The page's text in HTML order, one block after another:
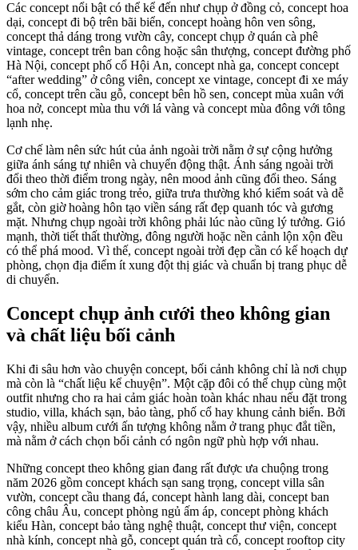
Các concept nổi bật có thể kể đến như chụp ở đồng cỏ, concept hoa
dại, concept đi bộ trên bãi biển, concept hoàng hôn ven sông,
concept thả dáng trong vườn cây, concept chụp ở quán cà phê
vintage, concept trên ban công hoặc sân thượng, concept đường phố
Hà Nội, concept phố cổ Hội An, concept nhà ga, concept concept
“after wedding” ở công viên, concept xe vintage, concept đi xe máy
cổ, concept trên cầu gỗ, concept bên hồ sen, concept mùa xuân với
hoa nở, concept mùa thu với lá vàng và concept mùa đông với tông
lạnh nhẹ.
Cơ chế làm nên sức hút của ảnh ngoài trời nằm ở sự cộng hưởng
giữa ánh sáng tự nhiên và chuyển động thật. Ánh sáng ngoài trời
đổi theo thời điểm trong ngày, nên mood ảnh cũng đổi theo. Sáng
sớm cho cảm giác trong trẻo, giữa trưa thường khó kiểm soát và dễ
gắt, còn giờ hoàng hôn tạo viền sáng rất đẹp quanh tóc và gương
mặt. Nhưng chụp ngoài trời không phải lúc nào cũng lý tưởng. Gió
mạnh, thời tiết thất thường, đông người hoặc nền cảnh lộn xộn đều
có thể phá mood. Vì thế, concept ngoài trời đẹp cần có kế hoạch dự
phòng, chọn địa điểm ít xung đột thị giác và chuẩn bị trang phục dễ
di chuyển.
Concept chụp ảnh cưới theo không gian
và chất liệu bối cảnh
Khi đi sâu hơn vào chuyện concept, bối cảnh không chỉ là nơi chụp
mà còn là “chất liệu kể chuyện”. Một cặp đôi có thể chụp cùng một
outfit nhưng cho ra hai cảm giác hoàn toàn khác nhau nếu đặt trong
studio, villa, khách sạn, bảo tàng, phố cổ hay khung cảnh biển. Bởi
vậy, nhiều album cưới ấn tượng không nằm ở trang phục đắt tiền,
mà nằm ở cách chọn bối cảnh có ngôn ngữ phù hợp với nhau.
Những concept theo không gian đang rất được ưa chuộng trong
năm 2026 gồm concept khách sạn sang trọng, concept villa sân
vườn, concept cầu thang đá, concept hành lang dài, concept ban
công châu Âu, concept phòng ngủ ấm áp, concept phòng khách
kiểu Hàn, concept bảo tàng nghệ thuật, concept thư viện, concept
nhà kính, concept nhà gỗ, concept quán trà cổ, concept rooftop city